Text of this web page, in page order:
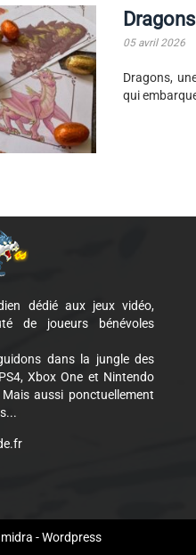
for the EU cookie law
05 avril 2026
Dragons,
qui
dédié aux jeux vidéo,
de joueurs bénévoles
dans la jungle des
Xbox One et Nintendo
aussi ponctuellement
-Wordpress